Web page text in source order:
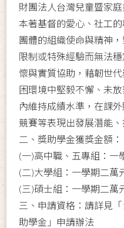
財團法人台灣兒童暨家
本著基督的愛心、社工
團體的組織使命與精神
限制或特殊經驗而無法
懷與實質協助，藉韌世
困環境中堅毅不懈、未
內維持成績水準，在課
競賽等表現出發展潛能
二、獎助學金獲獎金額：
(一)高中職、五專組：一
(二)大學組：一學期二萬
(三)碩士組：一學期二萬
三、申請資格：請詳見
助學金」申請辦法